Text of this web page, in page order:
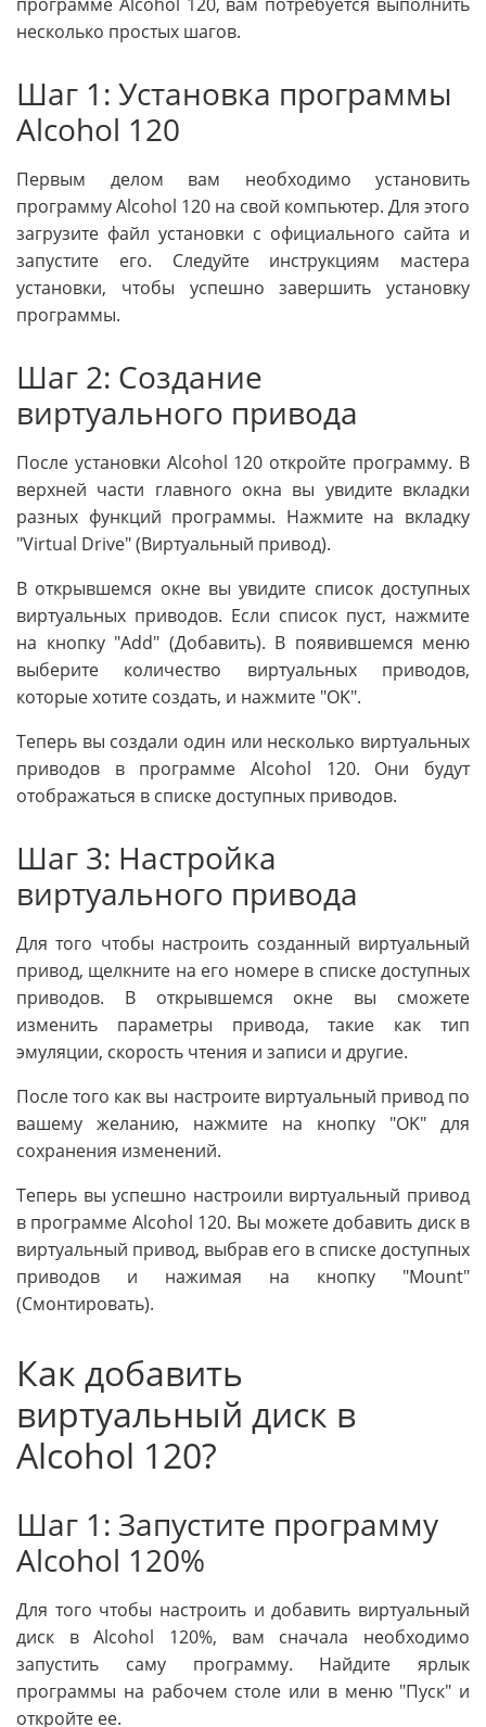
программе Alcohol 120, вам потребуется выполнить
несколько простых шагов.
Шаг 1: Установка программы
Alcohol 120
Первым делом вам необходимо установить
программу Alcohol 120 на свой компьютер. Для этого
загрузите файл установки с официального сайта и
запустите его. Следуйте инструкциям мастера
установки, чтобы успешно завершить установку
программы.
Шаг 2: Создание
виртуального привода
После установки Alcohol 120 откройте программу. В
верхней части главного окна вы увидите вкладки
разных функций программы. Нажмите на вкладку
"Virtual Drive" (Виртуальный привод).
В открывшемся окне вы увидите список доступных
виртуальных приводов. Если список пуст, нажмите
на кнопку "Add" (Добавить). В появившемся меню
выберите количество виртуальных приводов,
которые хотите создать, и нажмите "ОK".
Теперь вы создали один или несколько виртуальных
приводов в программе Alcohol 120. Они будут
отображаться в списке доступных приводов.
Шаг 3: Настройка
виртуального привода
Для того чтобы настроить созданный виртуальный
привод, щелкните на его номере в списке доступных
приводов. В открывшемся окне вы сможете
изменить параметры привода, такие как тип
эмуляции, скорость чтения и записи и другие.
После того как вы настроите виртуальный привод по
вашему желанию, нажмите на кнопку "ОK" для
сохранения изменений.
Теперь вы успешно настроили виртуальный привод
в программе Alcohol 120. Вы можете добавить диск в
виртуальный привод, выбрав его в списке доступных
приводов и нажимая на кнопку "Mount"
(Смонтировать).
Как добавить
виртуальный диск в
Alcohol 120?
Шаг 1: Запустите программу
Alcohol 120%
Для того чтобы настроить и добавить виртуальный
диск в Alcohol 120%, вам сначала необходимо
запустить саму программу. Найдите ярлык
программы на рабочем столе или в меню "Пуск" и
откройте ее.